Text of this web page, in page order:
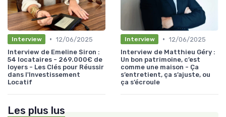
Interview • 12/06/2025
Interview de Emeline Siron :
54 locataires - 269.000€ de
loyers - Les Clés pour Réussir
dans l'Investissement
Locatif
Interview • 12/06/2025
Interview de Matthieu Géry :
Un bon patrimoine, c’est
comme une maison - Ça
s’entretient, ça s’ajuste, ou
ça s’écroule
Les plus lus